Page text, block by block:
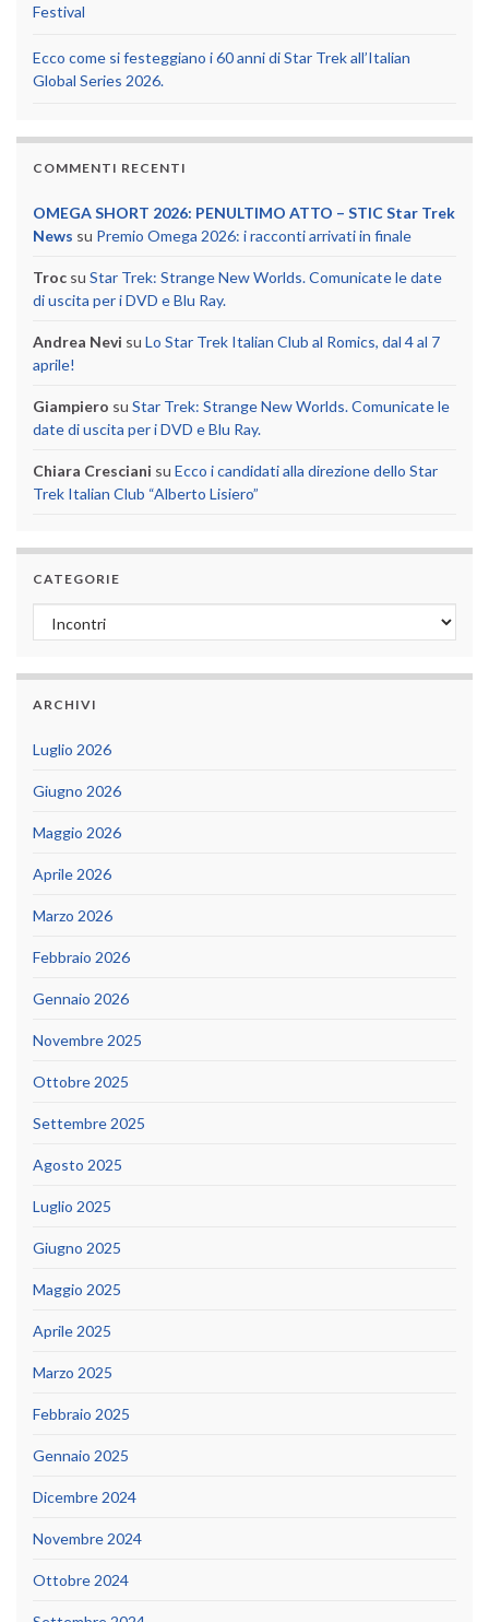
Festival
Ecco come si festeggiano i 60 anni di Star Trek all’Italian
Global Series 2026.
COMMENTI RECENTI
OMEGA SHORT 2026: PENULTIMO ATTO – STIC Star Trek
News su Premio Omega 2026: i racconti arrivati in finale
Troc su Star Trek: Strange New Worlds. Comunicate le date
di uscita per i DVD e Blu Ray.
Andrea Nevi su Lo Star Trek Italian Club al Romics, dal 4 al 7
aprile!
Giampiero su Star Trek: Strange New Worlds. Comunicate le
date di uscita per i DVD e Blu Ray.
Chiara Cresciani su Ecco i candidati alla direzione dello Star
Trek Italian Club “Alberto Lisiero”
CATEGORIE
Categorie
ARCHIVI
Luglio 2026
Giugno 2026
Maggio 2026
Aprile 2026
Marzo 2026
Febbraio 2026
Gennaio 2026
Novembre 2025
Ottobre 2025
Settembre 2025
Agosto 2025
Luglio 2025
Giugno 2025
Maggio 2025
Aprile 2025
Marzo 2025
Febbraio 2025
Gennaio 2025
Dicembre 2024
Novembre 2024
Ottobre 2024